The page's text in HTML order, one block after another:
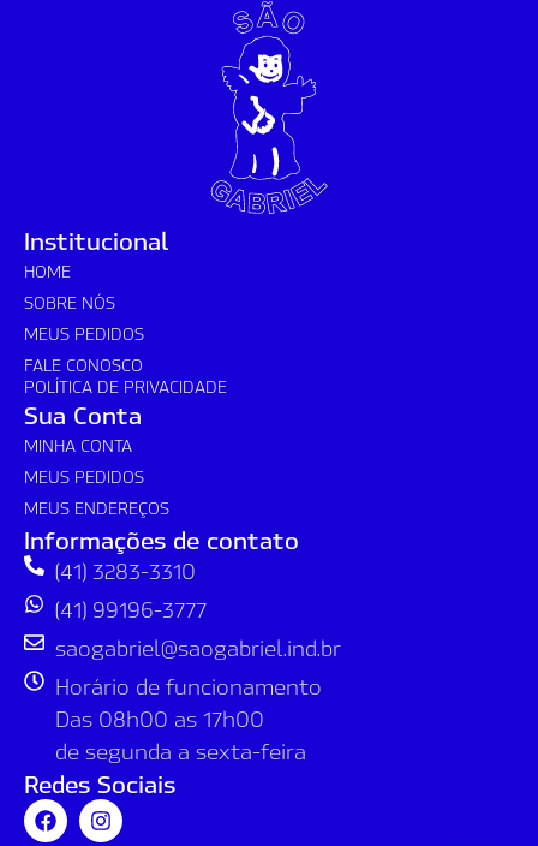
Institucional
HOME
SOBRE NÓS
MEUS PEDIDOS
FALE CONOSCO
POLÍTICA DE PRIVACIDADE
Sua Conta
MINHA CONTA
MEUS PEDIDOS
MEUS ENDEREÇOS
Informações de contato
(41) 3283-3310
(41) 99196-3777
saogabriel@saogabriel.ind.br
Horário de funcionamento
Das 08h00 as 17h00
de segunda a sexta-feira
Redes Sociais